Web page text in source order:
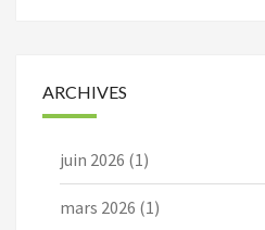
ARCHIVES
juin 2026 (1)
mars 2026 (1)